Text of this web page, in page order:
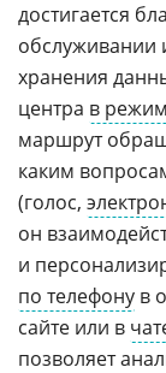
достигается
обслуживании
хранения
центра в
маршрут
каким
(голос,
он
и
по телефону в
сайте или в
позволяет